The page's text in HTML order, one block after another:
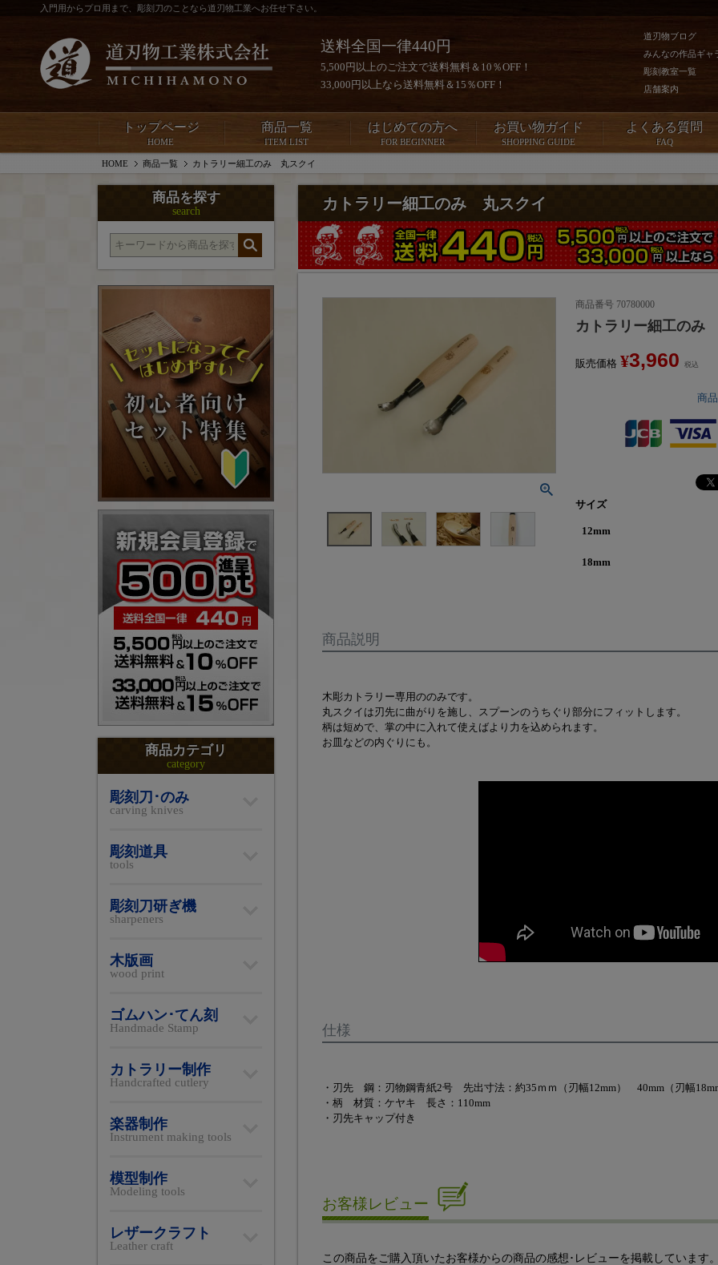
入門用からプロ用まで、彫刻刀のことなら道刃物工業へお任せ下さい。
送料全国一律440円
5,500円以上のご注文で送料無料＆10％OFF！
33,000円以上なら送料無料＆15％OFF！
道刃物ブログ
みんなの作品ギャ
彫刻教室一覧
店舗案内
トップページ
HOME
商品一覧
ITEM LIST
はじめての方へ
FOR BEGINNER
お買い物ガイド
SHOPPING GUIDE
よくある質問
FAQ
HOME 商品一覧 カトラリー細工のみ 丸スクイ
カトラリー細工のみ 丸スクイ
商品番号 70780000
カトラリー細工のみ
販売価格 ¥3,960 税込
商
サイズ
12mm
18mm
商品説明
木彫カトラリー専用ののみです。
丸スクイは刃先に曲がりを施し、スプーンのうちぐり部分にフィットします。
柄は短めで、掌の中に入れて使えばより力を込められます。
お皿などの内ぐりにも。
仕様
・刃先 鋼：刃物鋼青紙2号 先出寸法：約35ｍｍ（刃幅12mm） 40mm（刃幅
・柄 材質：ケヤキ 長さ：110mm
・刃先キャップ付き
お客様レビュー
この商品をご購入頂いたお客様からの商品の感想･レビューを掲載しています
商品を探す
search
商品カテゴリ
category
彫刻刀･のみ
carving knives
彫刻道具
tools
彫刻刀研ぎ機
sharpeners
木版画
wood print
ゴムハン･てん刻
Handmade Stamp
カトラリー制作
Handcrafted cutlery
楽器制作
Instrument making tools
模型制作
Modeling tools
レザークラフト
Leather craft